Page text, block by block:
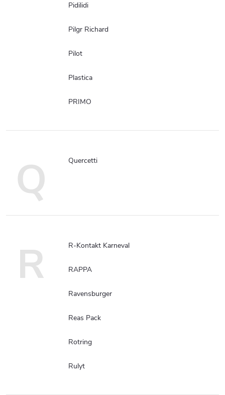
Pidilidi
Pilgr Richard
Pilot
Plastica
PRIMO
Q Quercetti
R R-Kontakt Karneval
RAPPA
Ravensburger
Reas Pack
Rotring
Rulyt